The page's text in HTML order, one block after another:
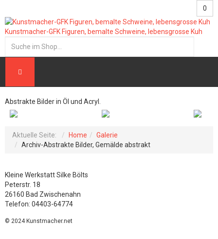
0
Kunstmacher-GFK Figuren, bemalte Schweine, lebensgrosse Kuh
Abstrakte Bilder in Öl und Acryl.
Aktuelle Seite: Home
Galerie
Archiv-Abstrakte Bilder, Gemälde abstrakt
Kleine Werkstatt Silke Bölts
Peterstr. 18
26160 Bad Zwischenahn
Telefon: 04403-64774
© 2024 Kunstmacher.net